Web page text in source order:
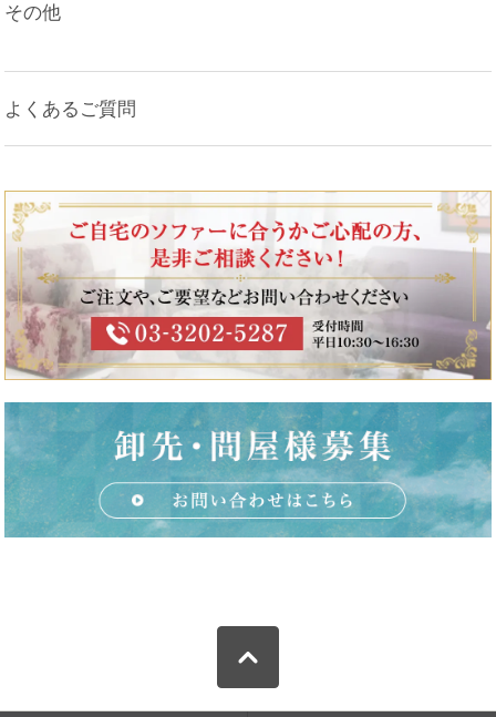
その他
よくあるご質問